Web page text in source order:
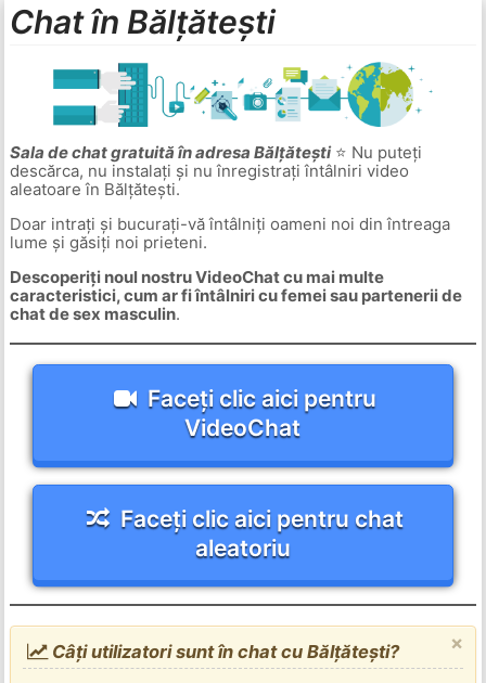
Chat în Bălțătești
Sala de chat gratuită în adresa Bălțătești⭐ Nu puteți
descărca, nu instalați și nu înregistrați întâlniri video
aleatoare în Bălțătești.
Doar intrați și bucurați-vă întâlniți oameni noi din întreaga
lume și găsiți noi prieteni.
Descoperiți noul nostru VideoChat cu mai multe
caracteristici, cum ar fi întâlniri cu femei sau partenerii de
chat de sex masculin.
Faceți clic aici pentru
VideoChat
Faceți clic aici pentru chat
aleatoriu
×
Câți utilizatori sunt în chat cu Bălțătești?